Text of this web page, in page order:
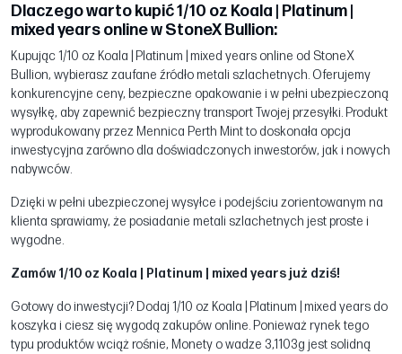
Dlaczego warto kupić 1/10 oz Koala | Platinum |
mixed years online w StoneX Bullion:
Kupując 1/10 oz Koala | Platinum | mixed years online od StoneX
Bullion, wybierasz zaufane źródło metali szlachetnych. Oferujemy
konkurencyjne ceny, bezpieczne opakowanie i w pełni ubezpieczoną
wysyłkę, aby zapewnić bezpieczny transport Twojej przesyłki. Produkt
wyprodukowany przez Mennica Perth Mint to doskonała opcja
inwestycyjna zarówno dla doświadczonych inwestorów, jak i nowych
nabywców.
Dzięki w pełni ubezpieczonej wysyłce i podejściu zorientowanym na
klienta sprawiamy, że posiadanie metali szlachetnych jest proste i
wygodne.
Zamów 1/10 oz Koala | Platinum | mixed years już dziś!
Gotowy do inwestycji? Dodaj 1/10 oz Koala | Platinum | mixed years do
koszyka i ciesz się wygodą zakupów online. Ponieważ rynek tego
typu produktów wciąż rośnie, Monety o wadze 3,1103g jest solidną